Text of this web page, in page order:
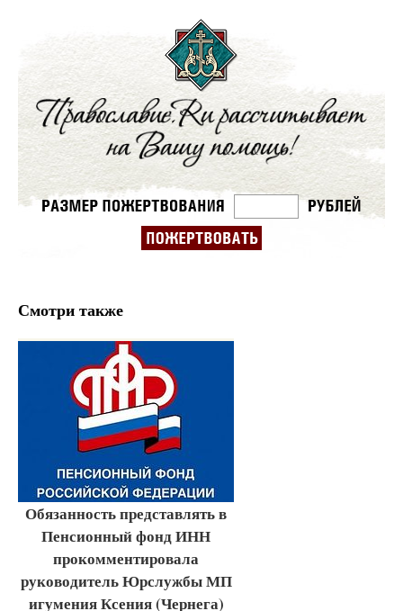
Смотри также
Обязанность представлять в
Пенсионный фонд ИНН
прокомментировала
руководитель Юрслужбы МП
игумения Ксения (Чернега)